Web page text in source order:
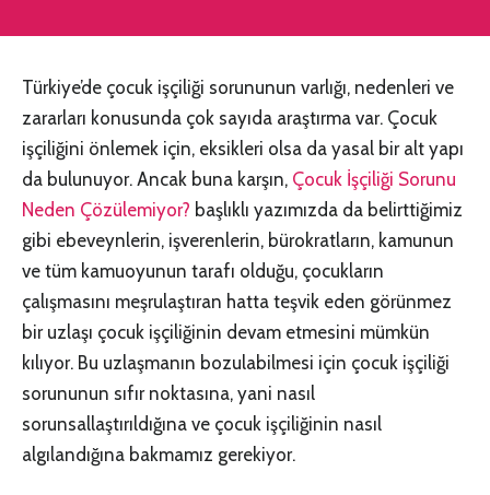
Türkiye’de çocuk işçiliği sorununun varlığı, nedenleri ve
zararları konusunda çok sayıda araştırma var. Çocuk
işçiliğini önlemek için, eksikleri olsa da yasal bir alt yapı
da bulunuyor. Ancak buna karşın, Çocuk İşçiliği Sorunu
Neden Çözülemiyor? başlıklı yazımızda da belirttiğimiz
gibi ebeveynlerin, işverenlerin, bürokratların, kamunun
ve tüm kamuoyunun tarafı olduğu, çocukların
çalışmasını meşrulaştıran hatta teşvik eden görünmez
bir uzlaşı çocuk işçiliğinin devam etmesini mümkün
kılıyor. Bu uzlaşmanın bozulabilmesi için çocuk işçiliği
sorununun sıfır noktasına, yani nasıl
sorunsallaştırıldığına ve çocuk işçiliğinin nasıl
algılandığına bakmamız gerekiyor.